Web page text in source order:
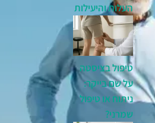
העלות והיעילות
טיפול בציסטה
על שם בייקר:
ניתוח או טיפול
שמרני?